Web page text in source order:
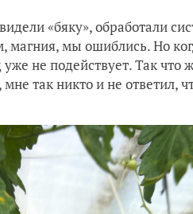
«бяку», обработали
магния, мы ошиблись. Но
не подействует. Так что
так никто и не ответил,